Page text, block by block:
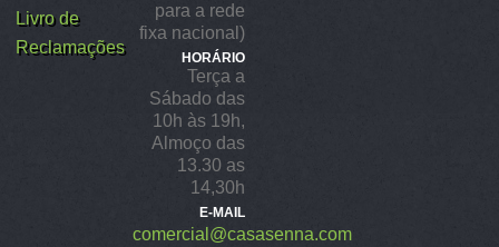
Livro de
Reclamações
para a rede
fixa nacional)
HORÁRIO
Terça a
Sábado das
10h às 19h,
Almoço das
13.30 as
14,30h
E-MAIL
comercial@casasenna.com